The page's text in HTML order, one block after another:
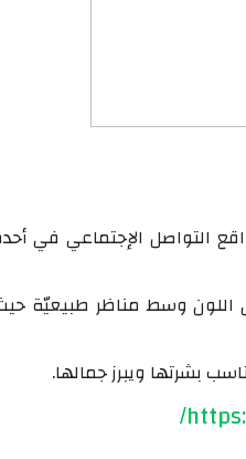
التواصل الإجتماعي في
اللون وسط مناظر طبيعيّة
بشرتها ويبرز جمالها.
/